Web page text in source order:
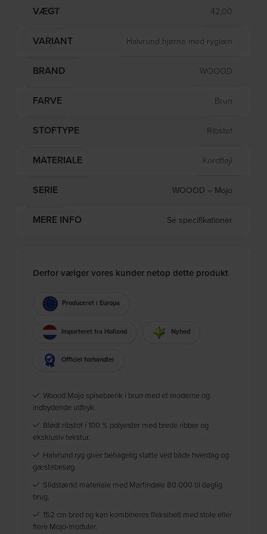
VÆGT 42,00
VARIANT Halvrund hjørne med ryglæn
BRAND WOOOD
FARVE Brun
STOFTYPE Ribstof
MATERIALE Kordfløjl
SERIE WOOOD – Mojo
MERE INFO Se specifikationer
Derfor vælger vores kunder netop dette produkt
Produceret i Europa
Importeret fra Holland Nyhed
Officiel forhandler
Woood Mojo spisebænk i brun med et moderne og
indbydende udtryk.
Blødt ribstof i 100 % polyester med brede ribber og
eksklusiv tekstur.
Halvrund ryg giver behagelig støtte ved både hverdag og
gæstebesøg.
Slidstærkt materiale med Martindale 80.000 til daglig
brug.
152 cm bred og kan kombineres fleksibelt med stole eller
flere Mojo-moduler.